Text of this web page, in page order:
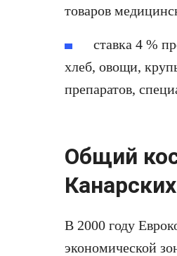
товаров
ставка 4 %
хлеб, овощи,
препаратов,
Общий
В 2000 году
экономической